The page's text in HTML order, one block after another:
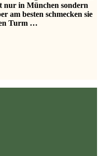
nur in München sondern
am besten schmecken sie
Turm …